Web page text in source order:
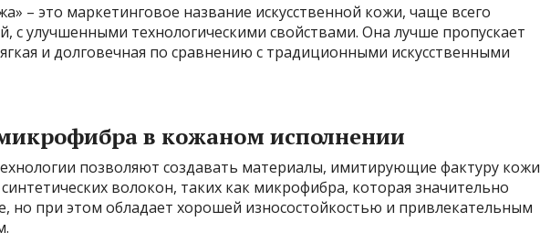
– это маркетинговое название искусственной кожи, чаще всего
с улучшенными технологическими свойствами. Она лучше пропускает
и долговечная по сравнению с традиционными искусственными
в кожаном исполнении
позволяют создавать материалы, имитирующие фактуру кожи
волокон, таких как микрофибра, которая значительно
но при этом обладает хорошей износостойкостью и привлекательным